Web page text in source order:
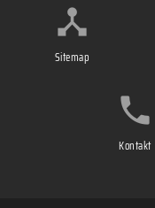
Sitemap
Kontakt